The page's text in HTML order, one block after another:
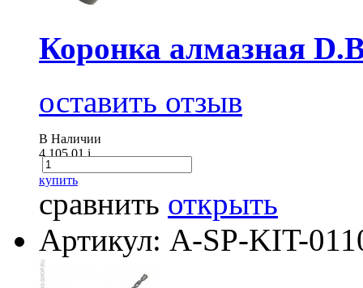
Коронка алмазная
оставить отзыв
В Наличии
4 105.01i
купить
сравнить открыть
Артикул: A-SP-KIT-